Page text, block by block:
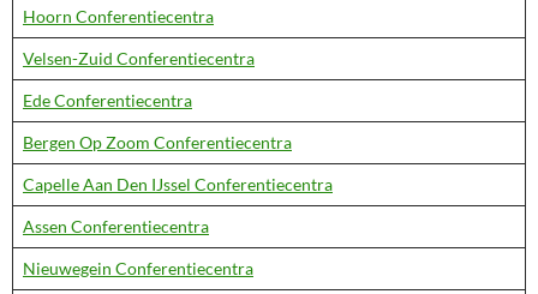
Hoorn Conferentiecentra
Velsen-Zuid Conferentiecentra
Ede Conferentiecentra
Bergen Op Zoom Conferentiecentra
Capelle Aan Den IJssel Conferentiecentra
Assen Conferentiecentra
Nieuwegein Conferentiecentra